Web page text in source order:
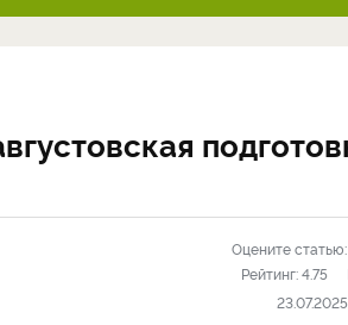
Оцените статью:
Рейтинг:4.75
23.07.2025